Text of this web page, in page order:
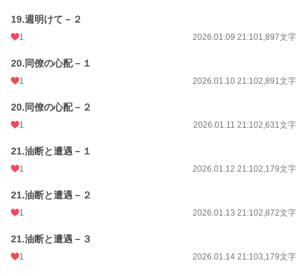
19.週明けて－２
1 2026.01.09 21:101,897文字
20.同僚の心配－１
1 2026.01.10 21:102,891文字
20.同僚の心配－２
1 2026.01.11 21:102,631文字
21.油断と遭遇－１
1 2026.01.12 21:102,179文字
21.油断と遭遇－２
1 2026.01.13 21:102,872文字
21.油断と遭遇－３
1 2026.01.14 21:103,179文字